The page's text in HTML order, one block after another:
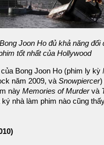
Joon Ho đủ khả năng đối
tốt nhất của Hollywood
Bong Joon Ho (phim ly kỳ
năm 2009, và Snowpiercer)
này Memories of Murdervà
nhà làm phim nào cũng